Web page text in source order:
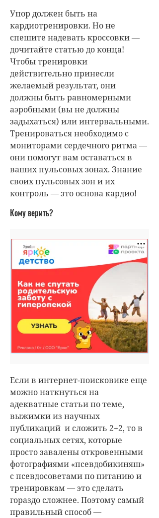
Упор должен быть на
кардиотренировки. Но не
спешите надевать кроссовки —
дочитайте статью до конца!
Чтобы тренировки
действительно принесли
желаемый результат, они
должны быть равномерными
аэробными (вы не должны
задыхаться) или интервальными.
Тренироваться необходимо с
мониторами сердечного ритма —
они помогут вам оставаться в
ваших пульсовых зонах. Знание
своих пульсовых зон и их
контроль — это основа кардио!
Кому верить?
Если в интернет-поисковике еще
можно наткнуться на
адекватные статьи по теме,
выжимки из научных
публикаций и сложить 2+2, то в
социальных сетях, которые
просто завалены откровенными
фотографиями «псевдобикиняш»
с псевдосоветами по питанию и
тренировкам — это сделать
гораздо сложнее. Поэтому самый
правильный способ —